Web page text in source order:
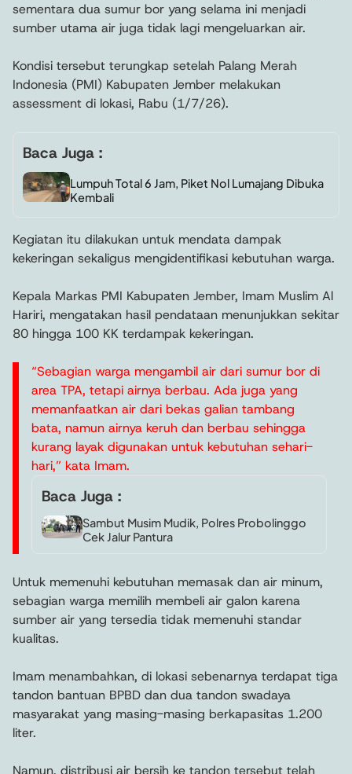
sementara dua sumur bor yang selama ini menjadi
sumber utama air juga tidak lagi mengeluarkan air.
Kondisi tersebut terungkap setelah Palang Merah
Indonesia (PMI) Kabupaten Jember melakukan
assessment di lokasi, Rabu (1/7/26).
Baca Juga :
Lumpuh Total 6 Jam, Piket Nol Lumajang Dibuka
Kembali
Kegiatan itu dilakukan untuk mendata dampak
kekeringan sekaligus mengidentifikasi kebutuhan warga.
Kepala Markas PMI Kabupaten Jember, Imam Muslim Al
Hariri, mengatakan hasil pendataan menunjukkan sekitar
80 hingga 100 KK terdampak kekeringan.
“Sebagian warga mengambil air dari sumur bor di
area TPA, tetapi airnya berbau. Ada juga yang
memanfaatkan air dari bekas galian tambang
bata, namun airnya keruh dan berbau sehingga
kurang layak digunakan untuk kebutuhan sehari-
hari,” kata Imam.
Baca Juga :
Sambut Musim Mudik, Polres Probolinggo
Cek Jalur Pantura
Untuk memenuhi kebutuhan memasak dan air minum,
sebagian warga memilih membeli air galon karena
sumber air yang tersedia tidak memenuhi standar
kualitas.
Imam menambahkan, di lokasi sebenarnya terdapat tiga
tandon bantuan BPBD dan dua tandon swadaya
masyarakat yang masing-masing berkapasitas 1.200
liter.
Namun, distribusi air bersih ke tandon tersebut telah